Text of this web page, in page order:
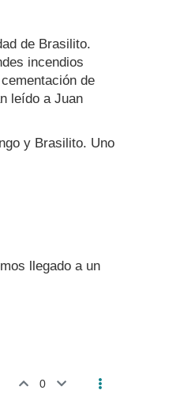
de Brasilito.
incendios
de
leído a Juan
y Brasilito. Uno
llegado a un
0